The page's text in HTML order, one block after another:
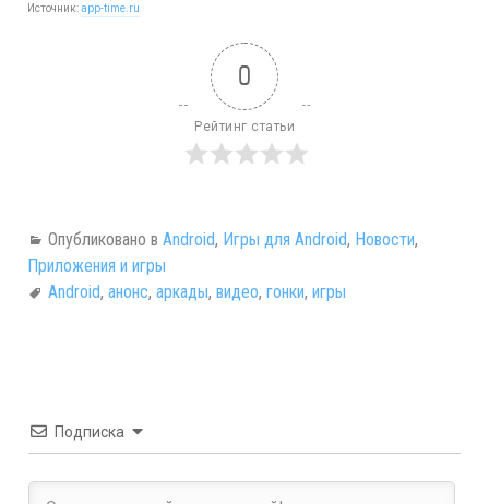
Источник:app-time.ru
0
Рейтинг статьи
Опубликовано в Android, Игры для Android, Новости,
Приложения и игры
Android, анонс, аркады, видео, гонки, игры
Подписка